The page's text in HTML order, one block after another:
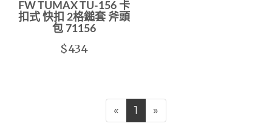
FW TUMAX TU-156 卡
扣式 快扣 2格鎚套 斧頭
包 71156
$434
« 1 »